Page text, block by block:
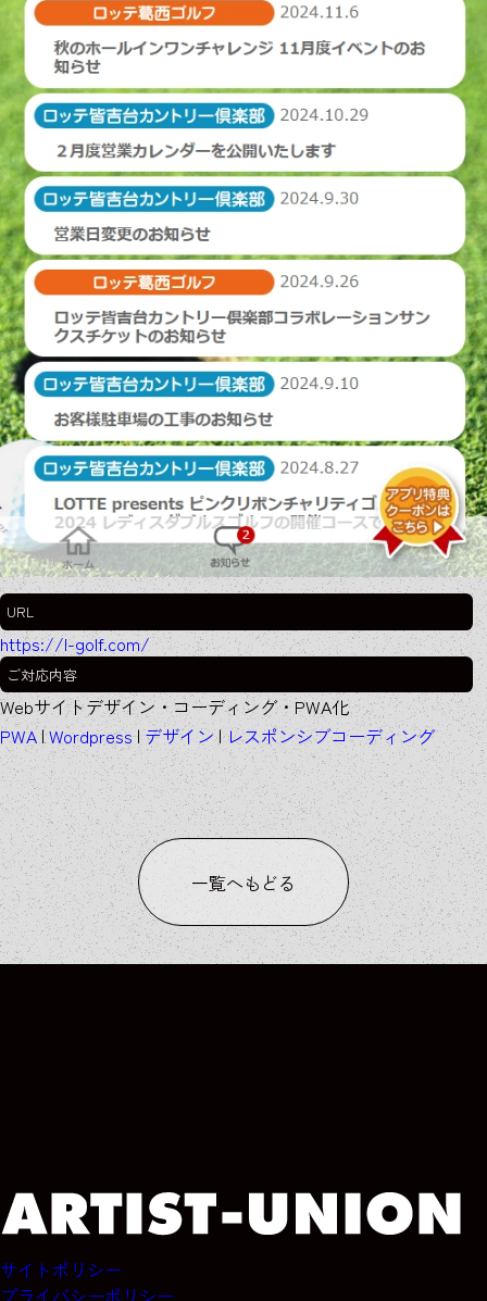
URL
https://l-golf.com/
ご対応内容
Webサイトデザイン・コーディング・PWA化
PWA|Wordpress|デザイン|レスポンシブコーディング
一覧へもどる
サイトポリシー
プライバシーポリシー